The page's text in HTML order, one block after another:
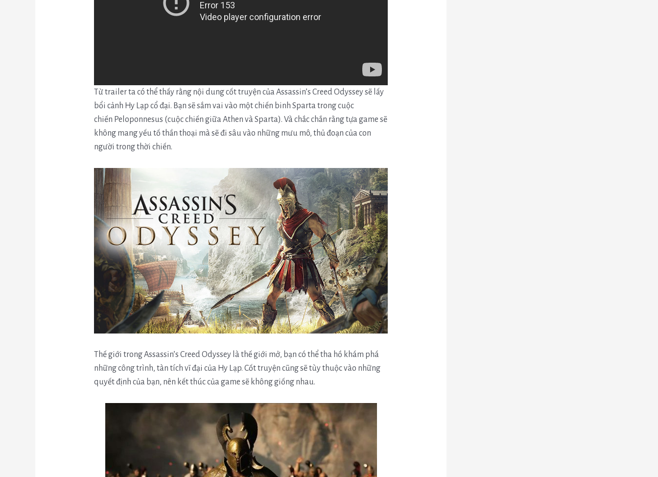
Từ trailer ta có thể thấy rằng nội dung cốt truyện của Assassin’s Creed Odyssey sẽ lấy
bổi cảnh Hy Lạp cổ đại. Bạn sẽ sắm vai vào một chiến binh Sparta trong cuộc
chiến Peloponnesus (cuộc chiến giữa Athen và Sparta). Và chắc chắn rằng tựa game sẽ
không mang yếu tố thần thoại mà sẽ đi sâu vào những mưu mô, thủ đoạn của con
người trong thời chiến.
Thế giới trong Assassin’s Creed Odyssey là thế giới mở, bạn có thể tha hồ khám phá
những công trình, tàn tích vĩ đại của Hy Lạp. Cốt truyện cũng sẽ tùy thuộc vào những
quyết định của bạn, nên kết thúc của game sẽ không giống nhau.